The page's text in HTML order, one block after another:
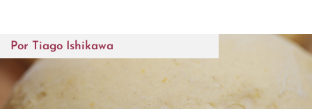
Por Tiago Ishikawa